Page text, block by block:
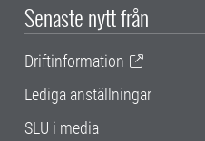
Senaste nytt från
Driftinformation
Lediga anställningar
SLU i media